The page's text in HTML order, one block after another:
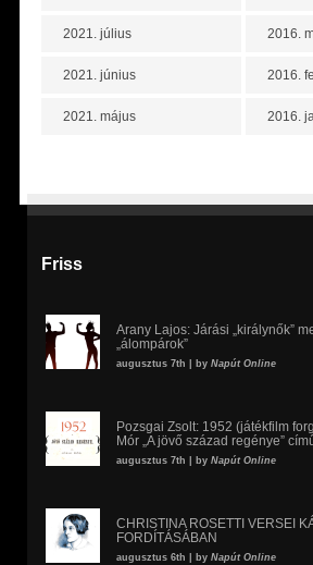
2021. július
2021. június
2021. május
2016.
2016.
2016.
Friss
Arany Lajos: Járási „királynők”
„álompárok”
augusztus 7th | by Napút Online
Pozsgai Zsolt: 1952 (játékfilm
Mór „A jövő század regénye”
augusztus 7th | by Napút Online
CHRISTINA ROSETTI VERSEI
FORDÍTÁSÁBAN
augusztus 6th | by Napút Online